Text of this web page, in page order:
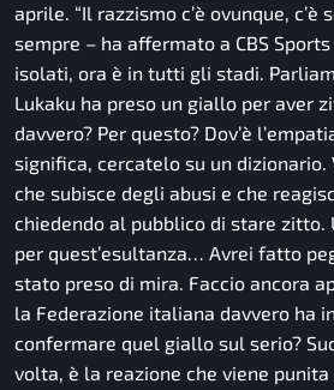
aprile. “Il razzismo c’è ovunque,
sempre – ha affermato a CBS Sports
isolati, ora è in tutti gli stadi.
Lukaku ha preso un giallo per aver
davvero? Per questo? Dov’è
significa, cercatelo su un dizionario.
che subisce degli abusi e che
chiedendo al pubblico di stare
per quest’esultanza… Avrei fatto
stato preso di mira. Faccio ancora
la Federazione italiana davvero ha
confermare quel giallo sul serio?
volta, è la reazione che viene punita